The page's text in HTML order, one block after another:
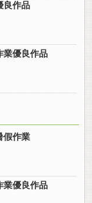
良作品
業優良作品
假作業
業優良作品